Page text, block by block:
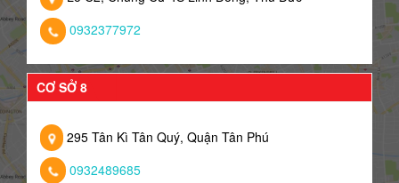
0932377972
CƠ SỞ 8
295 Tân Kì Tân Quý, Quận Tân Phú
0932489685